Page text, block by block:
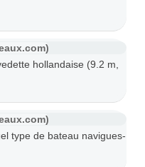
hollandaise (9.2 m,
type de bateau navigues-